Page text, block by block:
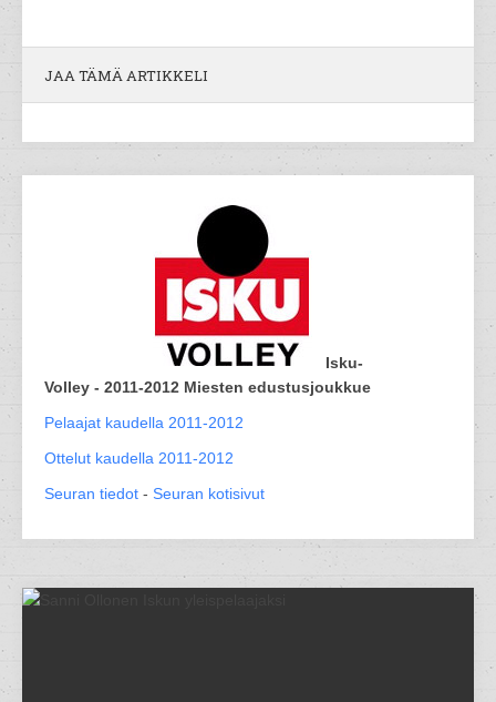
JAA TÄMÄ ARTIKKELI
Isku-
Volley - 2011-2012 Miesten edustusjoukkue
Pelaajat kaudella 2011-2012
Ottelut kaudella 2011-2012
Seuran tiedot - Seuran kotisivut